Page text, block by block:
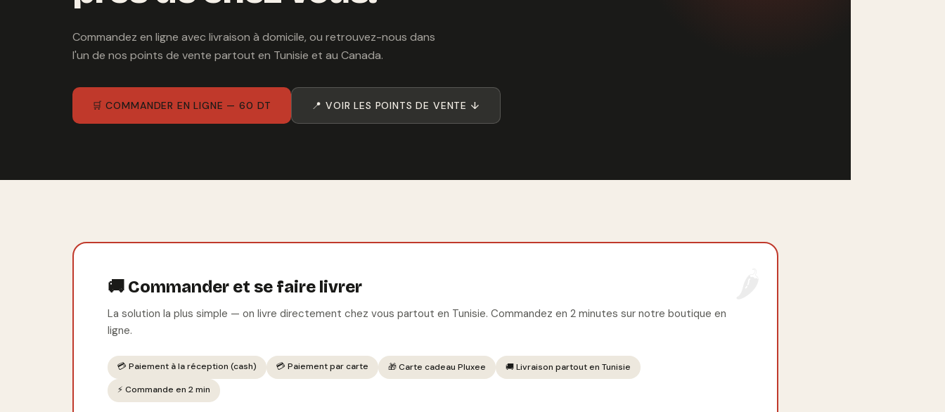
Commandez en ligne avec livraison à domicile, ou retrouvez-nous dans
l'un de nos points de vente partout en Tunisie et au Canada.
🛒 COMMANDER EN LIGNE — 60 DT 📍 VOIR LES POINTS DE VENTE ↓
🚚 Commander et se faire livrer
La solution la plus simple — on livre directement chez vous partout en Tunisie. Commandez en 2 minutes sur notre boutique en
ligne.
💳 Paiement à la réception (cash) 💳 Paiement par carte 🎁 Carte cadeau Pluxee
🚚 Livraison partout en Tunisie
⚡ Commande en 2 min